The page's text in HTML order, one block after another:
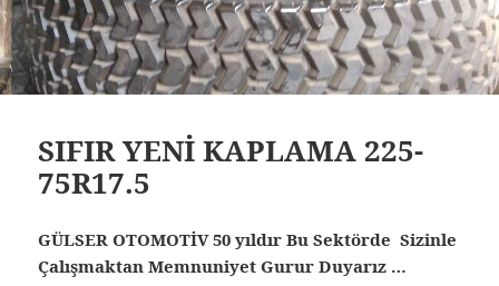
SIFIR YENİ KAPLAMA 225-
75R17.5
GÜLSER OTOMOTİV 50 yıldır Bu Sektörde Sizinle
Çalışmaktan Memnuniyet Gurur Duyarız …